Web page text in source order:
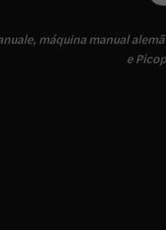
máquina manual
e